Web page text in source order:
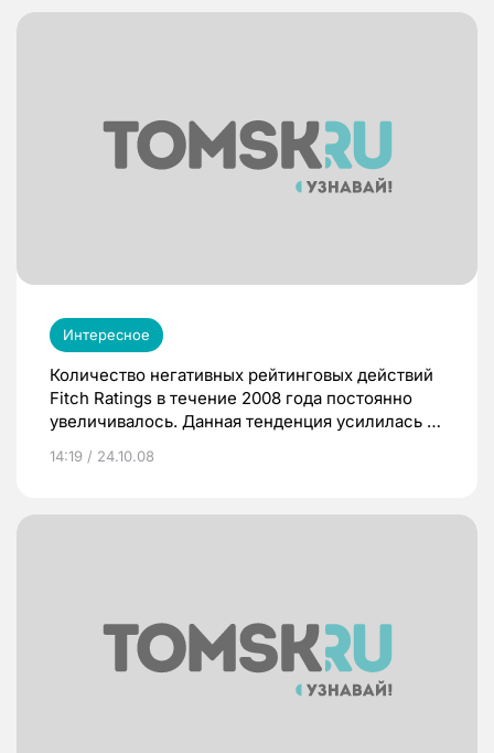
Интересное
Количество негативных рейтинговых действий
Fitch Ratings в течение 2008 года постоянно
увеличивалось. Данная тенденция усилилась в
рейтинговых действий приходилось на долю
понижений рейтингов увеличилось вдвое.
14:19 / 24.10.08